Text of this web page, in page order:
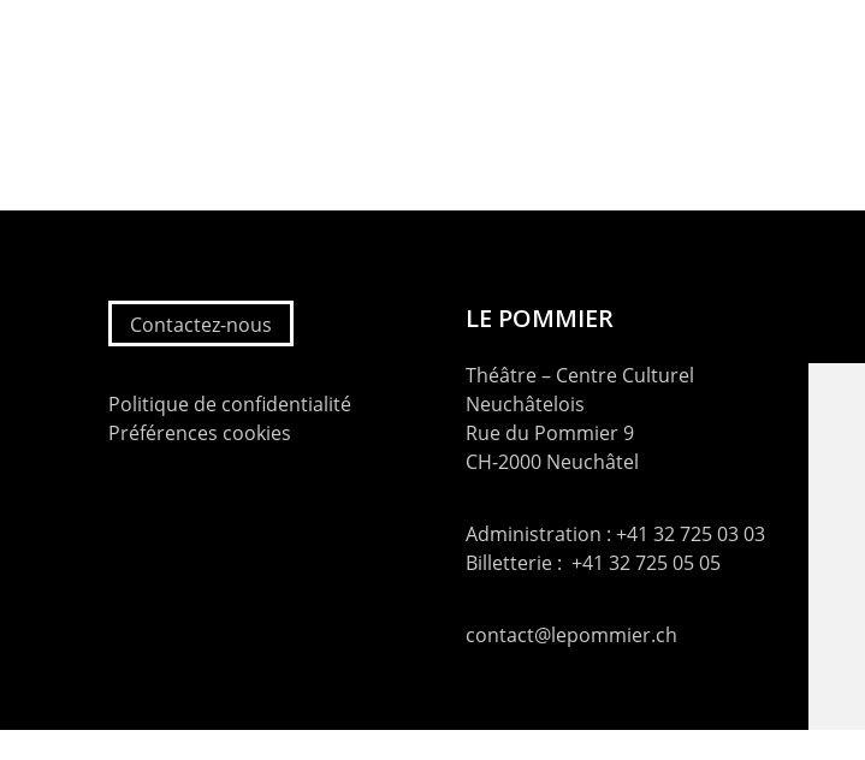
Contactez-nous
Politique de confidentialité
Préférences cookies
LE POMMIER
Théâtre – Centre Culturel
Neuchâtelois
Rue du Pommier 9
CH-2000 Neuchâtel
Administration : +41 32 725 03 03
Billetterie : +41 32 725 05 05
contact@lepommier.ch